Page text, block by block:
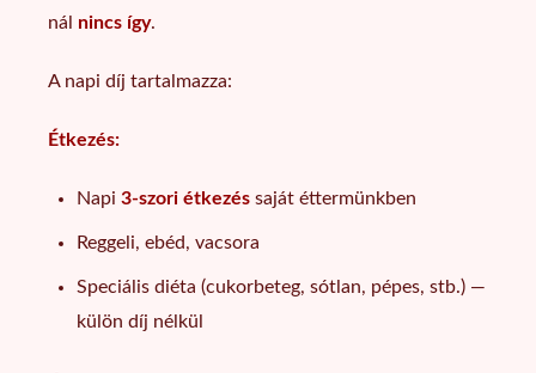
nál nincs így.
A napi díj tartalmazza:
Étkezés:
Napi 3-szori étkezés saját éttermünkben
Reggeli, ebéd, vacsora
Speciális diéta (cukorbeteg, sótlan, pépes, stb.) —
külön díj nélkül